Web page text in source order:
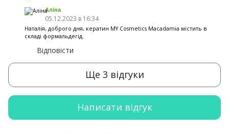
Аліна
05.12.2023 в 16:34
Наталія, доброго дня, кератин MY Cosmetics Macadamia містить в
складі формальдегід.
Відповісти
Ще 3 відгуки
Написати відгук